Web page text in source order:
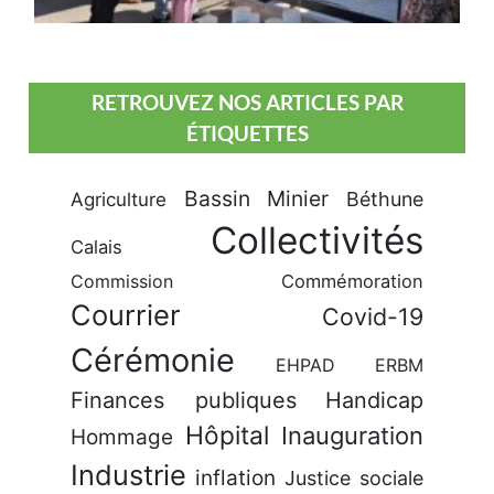
RETROUVEZ NOS ARTICLES PAR
ÉTIQUETTES
Agriculture Bassin Minier Béthune
Calais Collectivités
Commission Commémoration
Courrier Covid-19
Cérémonie EHPAD ERBM
Finances publiques Handicap
Hommage Hôpital Inauguration
Industrie inflation Justice sociale